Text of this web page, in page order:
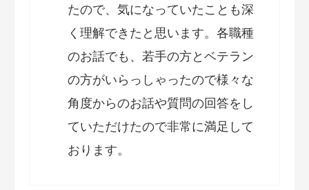
たので、気になっていたことも深
く理解できたと思います。各職種
のお話でも、若手の方とベテラン
の方がいらっしゃったので様々な
角度からのお話や質問の回答をし
ていただけたので非常に満足して
おります。